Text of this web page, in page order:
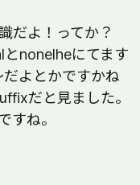
だよ！ってか？
nonelheにてます
よとかですかね
だと見ました。
すね。